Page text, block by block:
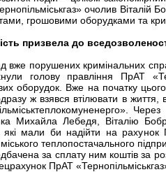
очолив Віталій
грошовими оборудками та
призвела до
вже порушених кримінальних
голову правління ПрАТ
оборудок. Вже на початку
ж взявся втілювати в
Михайла Лебедя, Віталію
які мали би надійти на рахунок
міського теплопостачального
за сплату ним коштів за
ПрАТ